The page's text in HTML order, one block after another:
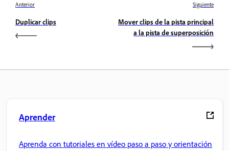
Anterior
Duplicar clips
Siguiente
Mover clips de la pista principal
a la pista de superposición
Aprender
Aprenda con tutoriales en vídeo paso a paso y orientación